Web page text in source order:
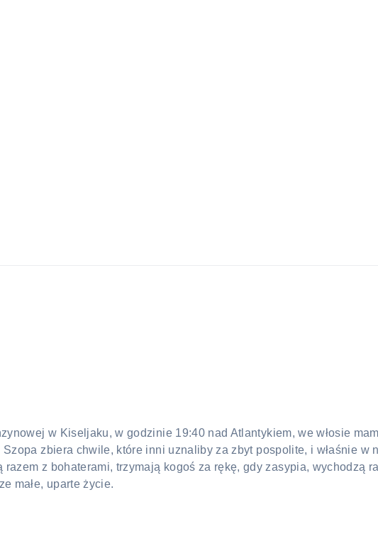
w Kiseljaku, w godzinie 19:40 nad Atlantykiem, we włosie
zbiera chwile, które inni uznaliby za zbyt pospolite, i właśnie w
z bohaterami, trzymają kogoś za rękę, gdy zasypia, wychodzą
małe, uparte życie.